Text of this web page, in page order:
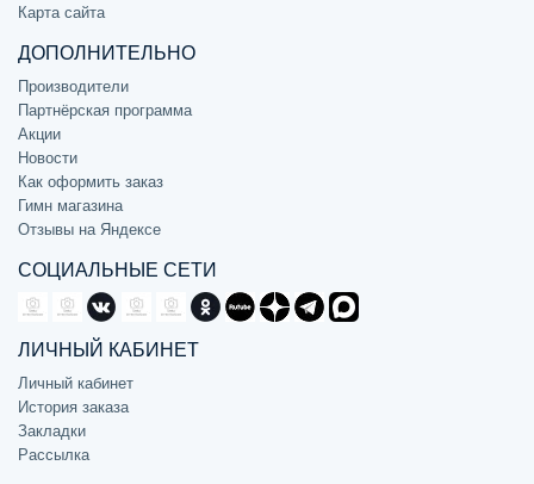
Карта сайта
ДОПОЛНИТЕЛЬНО
Производители
Партнёрская программа
Акции
Новости
Как оформить заказ
Гимн магазина
Отзывы на Яндексе
СОЦИАЛЬНЫЕ СЕТИ
ЛИЧНЫЙ КАБИНЕТ
Личный кабинет
История заказа
Закладки
Рассылка